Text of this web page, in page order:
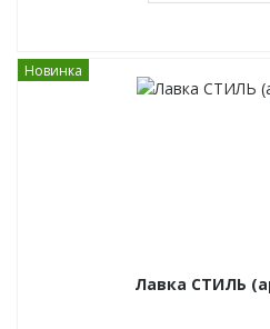
Новинка
Лавка СТИЛЬ